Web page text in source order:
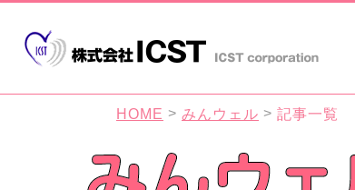
HOME みんウェル 記事一覧